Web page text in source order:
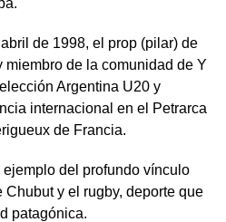
de 1998, el prop (pilar) de
de la comunidad de Y
Argentina U20 y
internacional en el Petrarca
de Francia.
del profundo vínculo
y el rugby, deporte que
patagónica.